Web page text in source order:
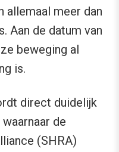
allemaal meer dan
Aan de datum van
beweging al
is.
direct duidelijk
de
(SHRA)